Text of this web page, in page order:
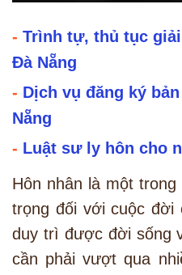
- Trình tự, thủ tục
Đà Nẵng
- Dịch vụ đăng ký
Nẵng
- Luật sư ly hôn cho
Hôn nhân là một
trọng đối với cuộc
duy trì được đời sống
cần phải vượt qua